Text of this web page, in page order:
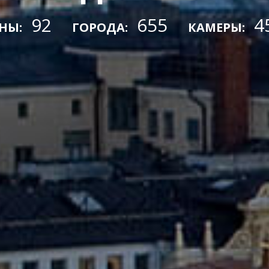
92 ГОРОДА: 655 КАМЕРЫ: